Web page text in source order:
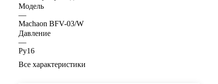
Модель
—
Machaon BFV-03/W
Давление
—
Ру16
Все характеристики